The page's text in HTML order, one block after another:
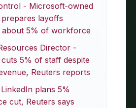
- Microsoft-owned
layoffs
about 5% of workforce
Director -
5% of staff despite
Reuters reports
plans 5%
cut, Reuters says